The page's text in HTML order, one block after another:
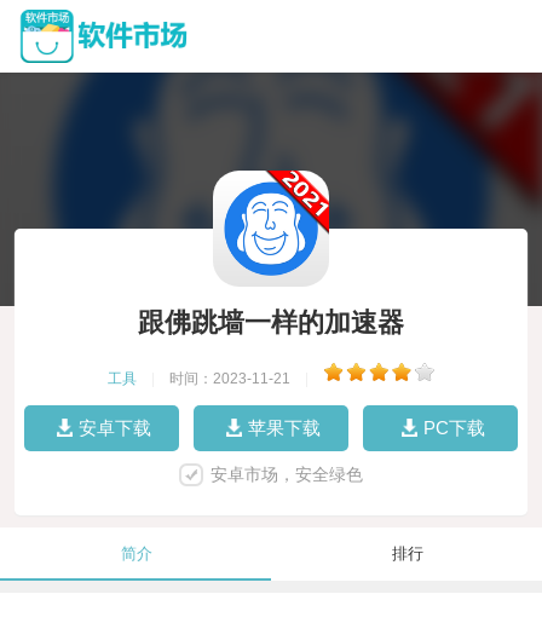
跟佛跳墙一样的加速器
工具 时间：2023-11-21
安卓下载 苹果下载 PC下载
安卓市场，安全绿色
简介 排行